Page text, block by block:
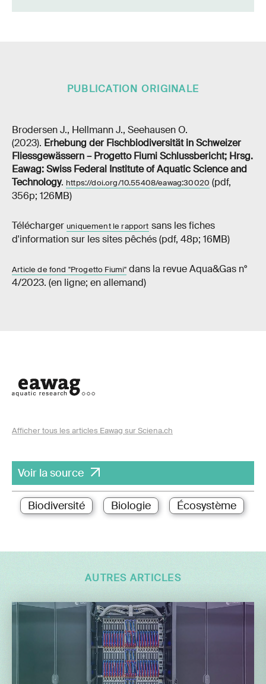
PUBLICATION ORIGINALE
Brodersen J., Hellmann J., Seehausen O.
(2023). Erhebung der Fischbiodiversität in Schweizer
Fliessgewässern – Progetto Fiumi Schlussbericht; Hrsg.
Eawag: Swiss Federal Institute of Aquatic Science and
Technology. https://doi.org/10.55408/eawag:30020 (pdf,
356p; 126MB)
Télécharger uniquement le rapport sans les fiches
d'information sur les sites pêchés (pdf, 48p; 16MB)
Article de fond "Progetto Fiumi" dans la revue Aqua&Gas n°
4/2023. (en ligne; en allemand)
Afficher tous les articles Eawag sur Sciena.ch
Voir la source
Biodiversité Biologie Écosystème
AUTRES ARTICLES